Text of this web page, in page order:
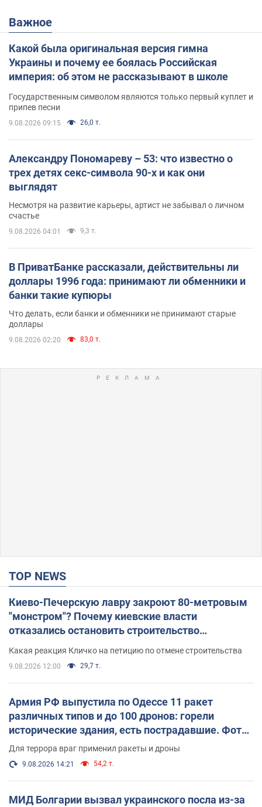
Важное
Какой была оригинальная версия гимна
Украины и почему ее боялась Российская
империя: об этом не рассказывают в школе
Государственным символом являются только первый куплет и
припев песни
9.08.2026 09:15 26,0 т.
Александру Пономареву – 53: что известно о
трех детях секс-символа 90-х и как они
выглядят
Несмотря на развитие карьеры, артист не забывал о личном
счастье
9.08.2026 04:01 9,3 т.
В ПриватБанке рассказали, действительны ли
доллары 1996 года: принимают ли обменники и
банки такие купюры
Что делать, если банки и обменники не принимают старые
доллары
9.08.2026 02:20 83,0 т.
TOP NEWS
Киево-Печерскую лавру закроют 80-метровым
"монстром"? Почему киевские власти
отказались остановить строительство
Какая реакция Кличко на петицию по отмене строительства
9.08.2026 12:00 29,7 т.
Армия РФ выпустила по Одессе 11 ракет
различных типов и до 100 дронов: горели
исторические здания, есть пострадавшие. Фото
и видео
Для террора враг применил ракеты и дроны
9.08.2026 14:21 54,2 т.
МИД Болгарии вызвал украинского посла из-за